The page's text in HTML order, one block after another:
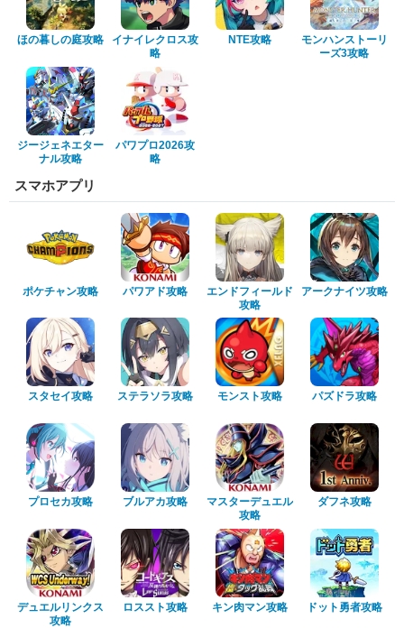
ほの暮しの庭攻略
イナイレクロス攻
略
NTE攻略
モンハンストーリ
ーズ3攻略
ジージェネエター
ナル攻略
パワプロ2026攻
略
スマホアプリ
ポケチャン攻略 パワアド攻略
エンドフィールド
攻略
アークナイツ攻略
スタセイ攻略 ステラソラ攻略 モンスト攻略 パズドラ攻略
プロセカ攻略 ブルアカ攻略
マスターデュエル
攻略
ダフネ攻略
デュエルリンクス
攻略
ロススト攻略 キン肉マン攻略 ドット勇者攻略